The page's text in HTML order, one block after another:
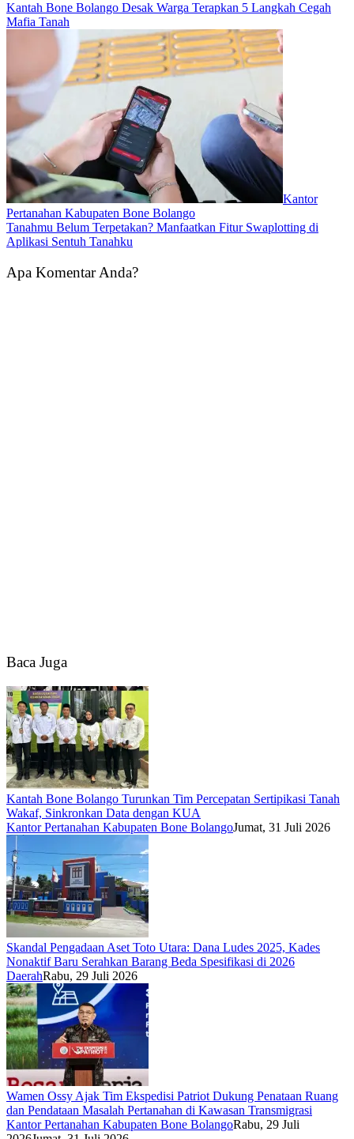
Kantah Bone Bolango Desak Warga Terapkan 5 Langkah Cegah
Mafia Tanah
Kantor
Pertanahan Kabupaten Bone Bolango
Tanahmu Belum Terpetakan? Manfaatkan Fitur Swaplotting di
Aplikasi Sentuh Tanahku
Apa Komentar Anda?
Baca Juga
Kantah Bone Bolango Turunkan Tim Percepatan Sertipikasi Tanah
Wakaf, Sinkronkan Data dengan KUA
Kantor Pertanahan Kabupaten Bone BolangoJumat, 31 Juli 2026
Skandal Pengadaan Aset Toto Utara: Dana Ludes 2025, Kades
Nonaktif Baru Serahkan Barang Beda Spesifikasi di 2026
DaerahRabu, 29 Juli 2026
Wamen Ossy Ajak Tim Ekspedisi Patriot Dukung Penataan Ruang
dan Pendataan Masalah Pertanahan di Kawasan Transmigrasi
Kantor Pertanahan Kabupaten Bone BolangoRabu, 29 Juli